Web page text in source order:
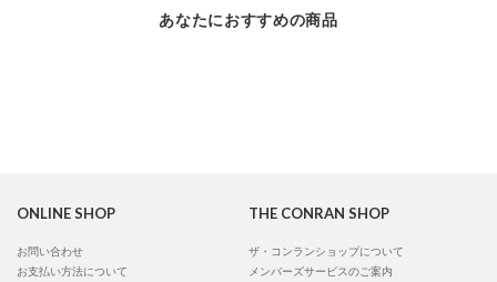
あなたにおすすめの商品
ONLINE SHOP
お問い合わせ
お支払い方法について
THE CONRAN SHOP
ザ・コンランショップについて
メンバーズサービスのご案内